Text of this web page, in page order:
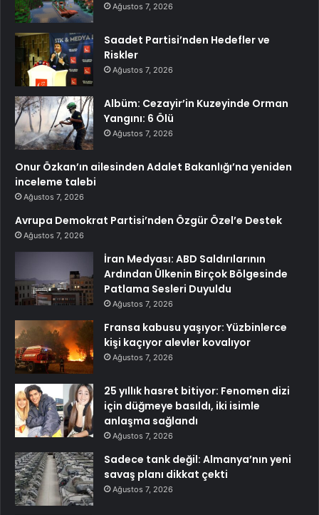
Ağustos 7, 2026
Saadet Partisi’nden Hedefler ve
Riskler
Ağustos 7, 2026
Albüm: Cezayir’in Kuzeyinde Orman
Yangını: 6 Ölü
Ağustos 7, 2026
Onur Özkan’ın ailesinden Adalet Bakanlığı’na yeniden
inceleme talebi
Ağustos 7, 2026
Avrupa Demokrat Partisi’nden Özgür Özel’e Destek
Ağustos 7, 2026
İran Medyası: ABD Saldırılarının
Ardından Ülkenin Birçok Bölgesinde
Patlama Sesleri Duyuldu
Ağustos 7, 2026
Fransa kabusu yaşıyor: Yüzbinlerce
kişi kaçıyor alevler kovalıyor
Ağustos 7, 2026
25 yıllık hasret bitiyor: Fenomen dizi
için düğmeye basıldı, iki isimle
anlaşma sağlandı
Ağustos 7, 2026
Sadece tank değil: Almanya’nın yeni
savaş planı dikkat çekti
Ağustos 7, 2026